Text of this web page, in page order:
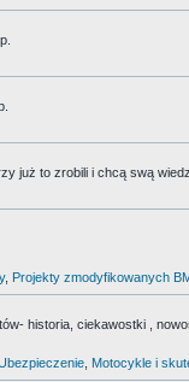
już to zrobili i chcą swą
, Projekty zmodyfikowanych
historia, ciekawostki ,
Motocykle i